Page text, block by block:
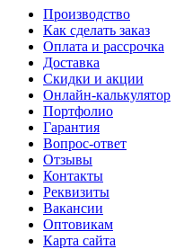
Производство
Как сделать заказ
Оплата и рассрочка
Доставка
Скидки и акции
Онлайн-калькулятор
Портфолио
Гарантия
Вопрос-ответ
Отзывы
Контакты
Реквизиты
Вакансии
Оптовикам
Карта сайта